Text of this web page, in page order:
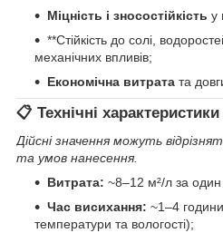
Міцність і зносостійкість у
**Стійкість до солі,
механічних впливів;
Економічна витрата та
📋 Технічні
Дійсні значення можуть
та умов нанесення.
Витрата: ~8–12 м²/л за
Час висихання: ~1–4
температури та вологості);